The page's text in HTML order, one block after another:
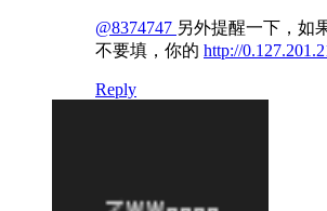
@8374747 另外提醒一下，如
不要填，你的 http://
Reply